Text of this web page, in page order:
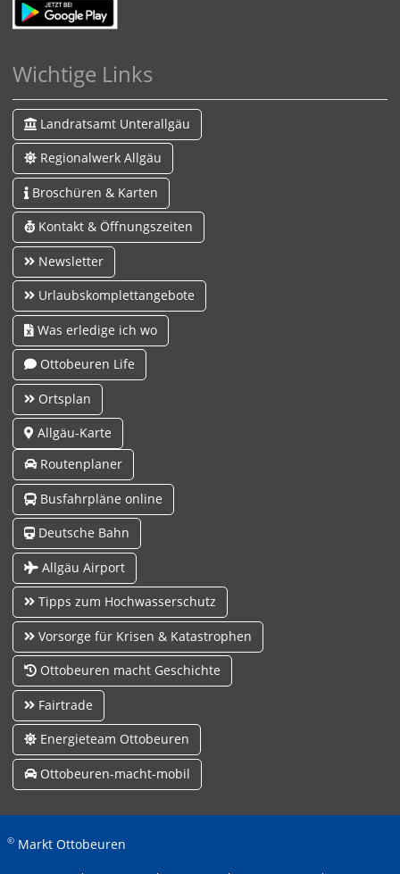
Wichtige Links
Landratsamt Unterallgäu
Regionalwerk Allgäu
Broschüren & Karten
Kontakt & Öffnungszeiten
Newsletter
Urlaubskomplettangebote
Was erledige ich wo
Ottobeuren Life
Ortsplan
Allgäu-Karte
Routenplaner
Busfahrpläne online
Deutsche Bahn
Allgäu Airport
Tipps zum Hochwasserschutz
Vorsorge für Krisen & Katastrophen
Ottobeuren macht Geschichte
Fairtrade
Energieteam Ottobeuren
Ottobeuren-macht-mobil
© Markt Ottobeuren